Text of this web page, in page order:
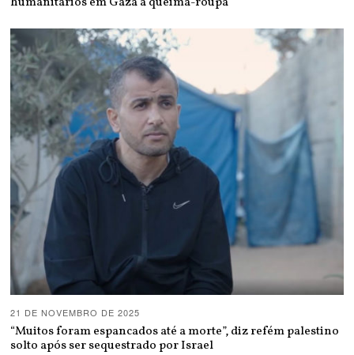
21 DE NOVEMBRO DE 2025
“Muitos foram espancados até a morte”, diz refém palestino
solto após ser sequestrado por Israel